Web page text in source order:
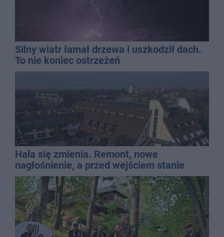
Silny wiatr łamał drzewa i uszkodził dach.
To nie koniec ostrzeżeń
Hala się zmienia. Remont, nowe
nagłośnienie, a przed wejściem stanie
QEMETICA ARENA